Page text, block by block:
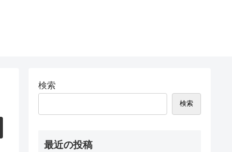
検索
検索
最近の投稿